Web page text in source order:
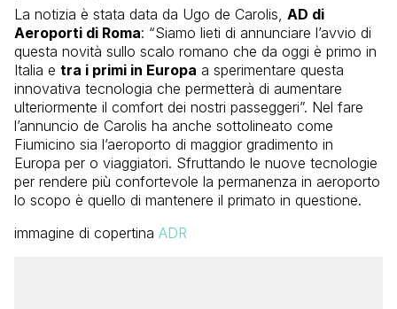
La notizia è stata data da Ugo de Carolis, AD di
Aeroporti di Roma: “Siamo lieti di annunciare l’avvio di
questa novità sullo scalo romano che da oggi è primo in
Italia e tra i primi in Europa a sperimentare questa
innovativa tecnologia che permetterà di aumentare
ulteriormente il comfort dei nostri passeggeri”. Nel fare
l’annuncio de Carolis ha anche sottolineato come
Fiumicino sia l’aeroporto di maggior gradimento in
Europa per o viaggiatori. Sfruttando le nuove tecnologie
per rendere più confortevole la permanenza in aeroporto
lo scopo è quello di mantenere il primato in questione.
immagine di copertina ADR